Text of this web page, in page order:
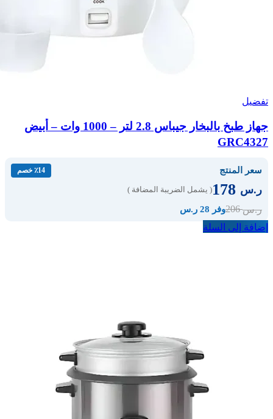
تفضيل
جهاز طبخ بالبخار جيباس 2.8 لتر – 1000 وات – أبيض
GRC4327
سعر المنتج ٪14 خصم
ر.س ( يشمل الضريبة المضافة )
ر.س206 وفر 28 ر.س
إضافة إلى السلة